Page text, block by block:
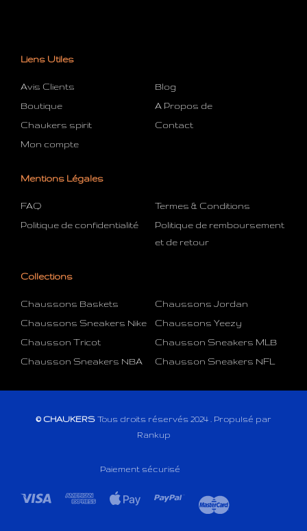
Liens Utiles
Avis Clients
Blog
Boutique
A Propos de
Chaukers spirit
Contact
Mon compte
Mentions Légales
FAQ
Termes & Conditions
Politique de confidentialité
Politique de remboursement
et de retour
Collections
Chaussons Baskets
Chaussons Jordan
Chaussons Sneakers Nike
Chaussons Yeezy
Chausson Tricot
Chausson Sneakers MLB
Chausson Sneakers NBA
Chausson Sneakers NFL
© CHAUKERS Tous droits réservés 2024 . Propulsé par
Rankup
Paiement sécurisé